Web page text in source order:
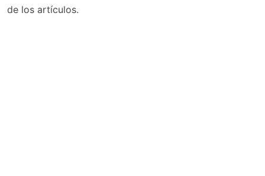
de los artículos.